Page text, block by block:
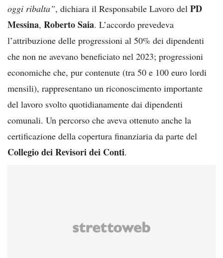
oggi ribalta”, dichiara il Responsabile Lavoro del PD
Messina, Roberto Saia. L’accordo prevedeva
l’attribuzione delle progressioni al 50% dei dipendenti
che non ne avevano beneficiato nel 2023; progressioni
economiche che, pur contenute (tra 50 e 100 euro lordi
mensili), rappresentano un riconoscimento importante
del lavoro svolto quotidianamente dai dipendenti
comunali. Un percorso che aveva ottenuto anche la
certificazione della copertura finanziaria da parte del
Collegio dei Revisori dei Conti.